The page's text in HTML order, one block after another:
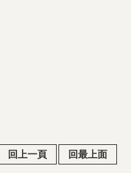
回上一頁 回最上面